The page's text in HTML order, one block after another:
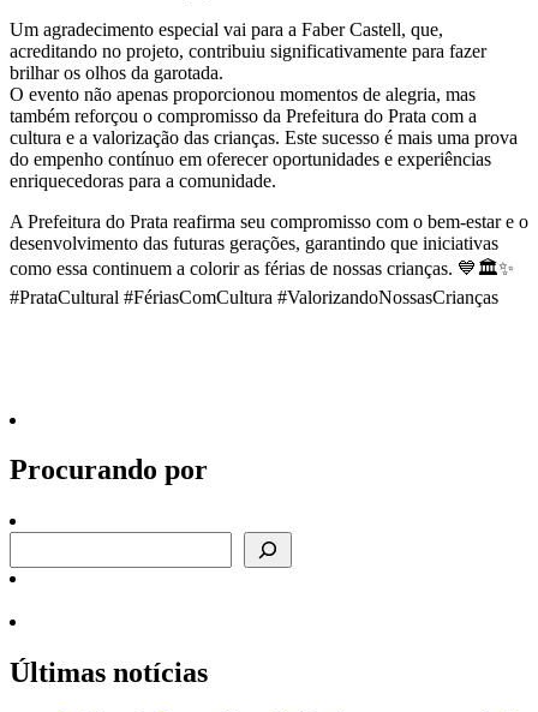
Um agradecimento especial vai para a Faber Castell, que,
acreditando no projeto, contribuiu significativamente para fazer
brilhar os olhos da garotada.
O evento não apenas proporcionou momentos de alegria, mas
também reforçou o compromisso da Prefeitura do Prata com a
cultura e a valorização das crianças. Este sucesso é mais uma prova
do empenho contínuo em oferecer oportunidades e experiências
enriquecedoras para a comunidade.
A Prefeitura do Prata reafirma seu compromisso com o bem-estar e o
desenvolvimento das futuras gerações, garantindo que iniciativas
como essa continuem a colorir as férias de nossas crianças. 💙🏛️✨
#PrataCultural #FériasComCultura #ValorizandoNossasCrianças
Procurando por
Últimas notícias